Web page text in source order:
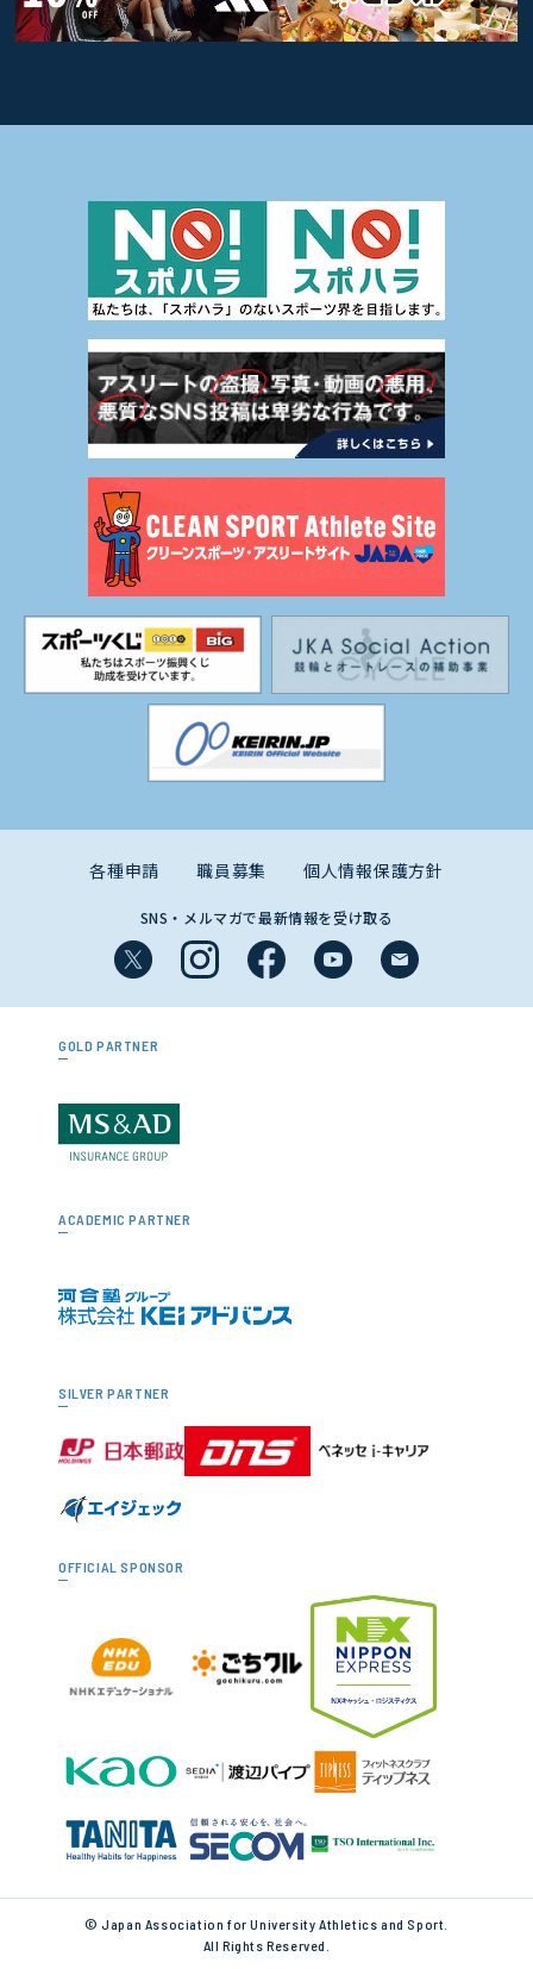
各種申請 職員募集 個人情報保護方針
SNS・メルマガで最新情報を受け取る
GOLD PARTNER
ACADEMIC PARTNER
SILVER PARTNER
OFFICIAL SPONSOR
© Japan Association for University Athletics and Sport.
All Rights Reserved.